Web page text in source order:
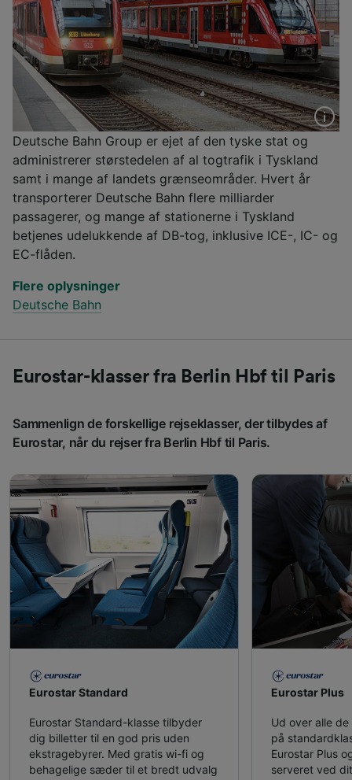
Deutsche Bahn Group er ejet af den tyske stat og
administrerer størstedelen af al togtrafik i Tyskland
samt i mange af landets grænseområder. Hvert år
transporterer Deutsche Bahn flere milliarder
passagerer, og mange af stationerne i Tyskland
betjenes udelukkende af DB-tog, inklusive ICE-, IC- og
EC-flåden.
Flere oplysninger
Deutsche Bahn
Eurostar-klasser fra Berlin Hbf til Paris
Sammenlign de forskellige rejseklasser, der tilbydes af
Eurostar, når du rejser fra Berlin Hbf til Paris.
Eurostar Standard
Eurostar Standard-klasse tilbyder
dig billetter til en god pris uden
ekstragebyrer. Med gratis wi-fi og
behagelige sæder til et bredt udvalg
Eurostar Plus
Ud over alle
på
Eurostar Plus
serveret ved